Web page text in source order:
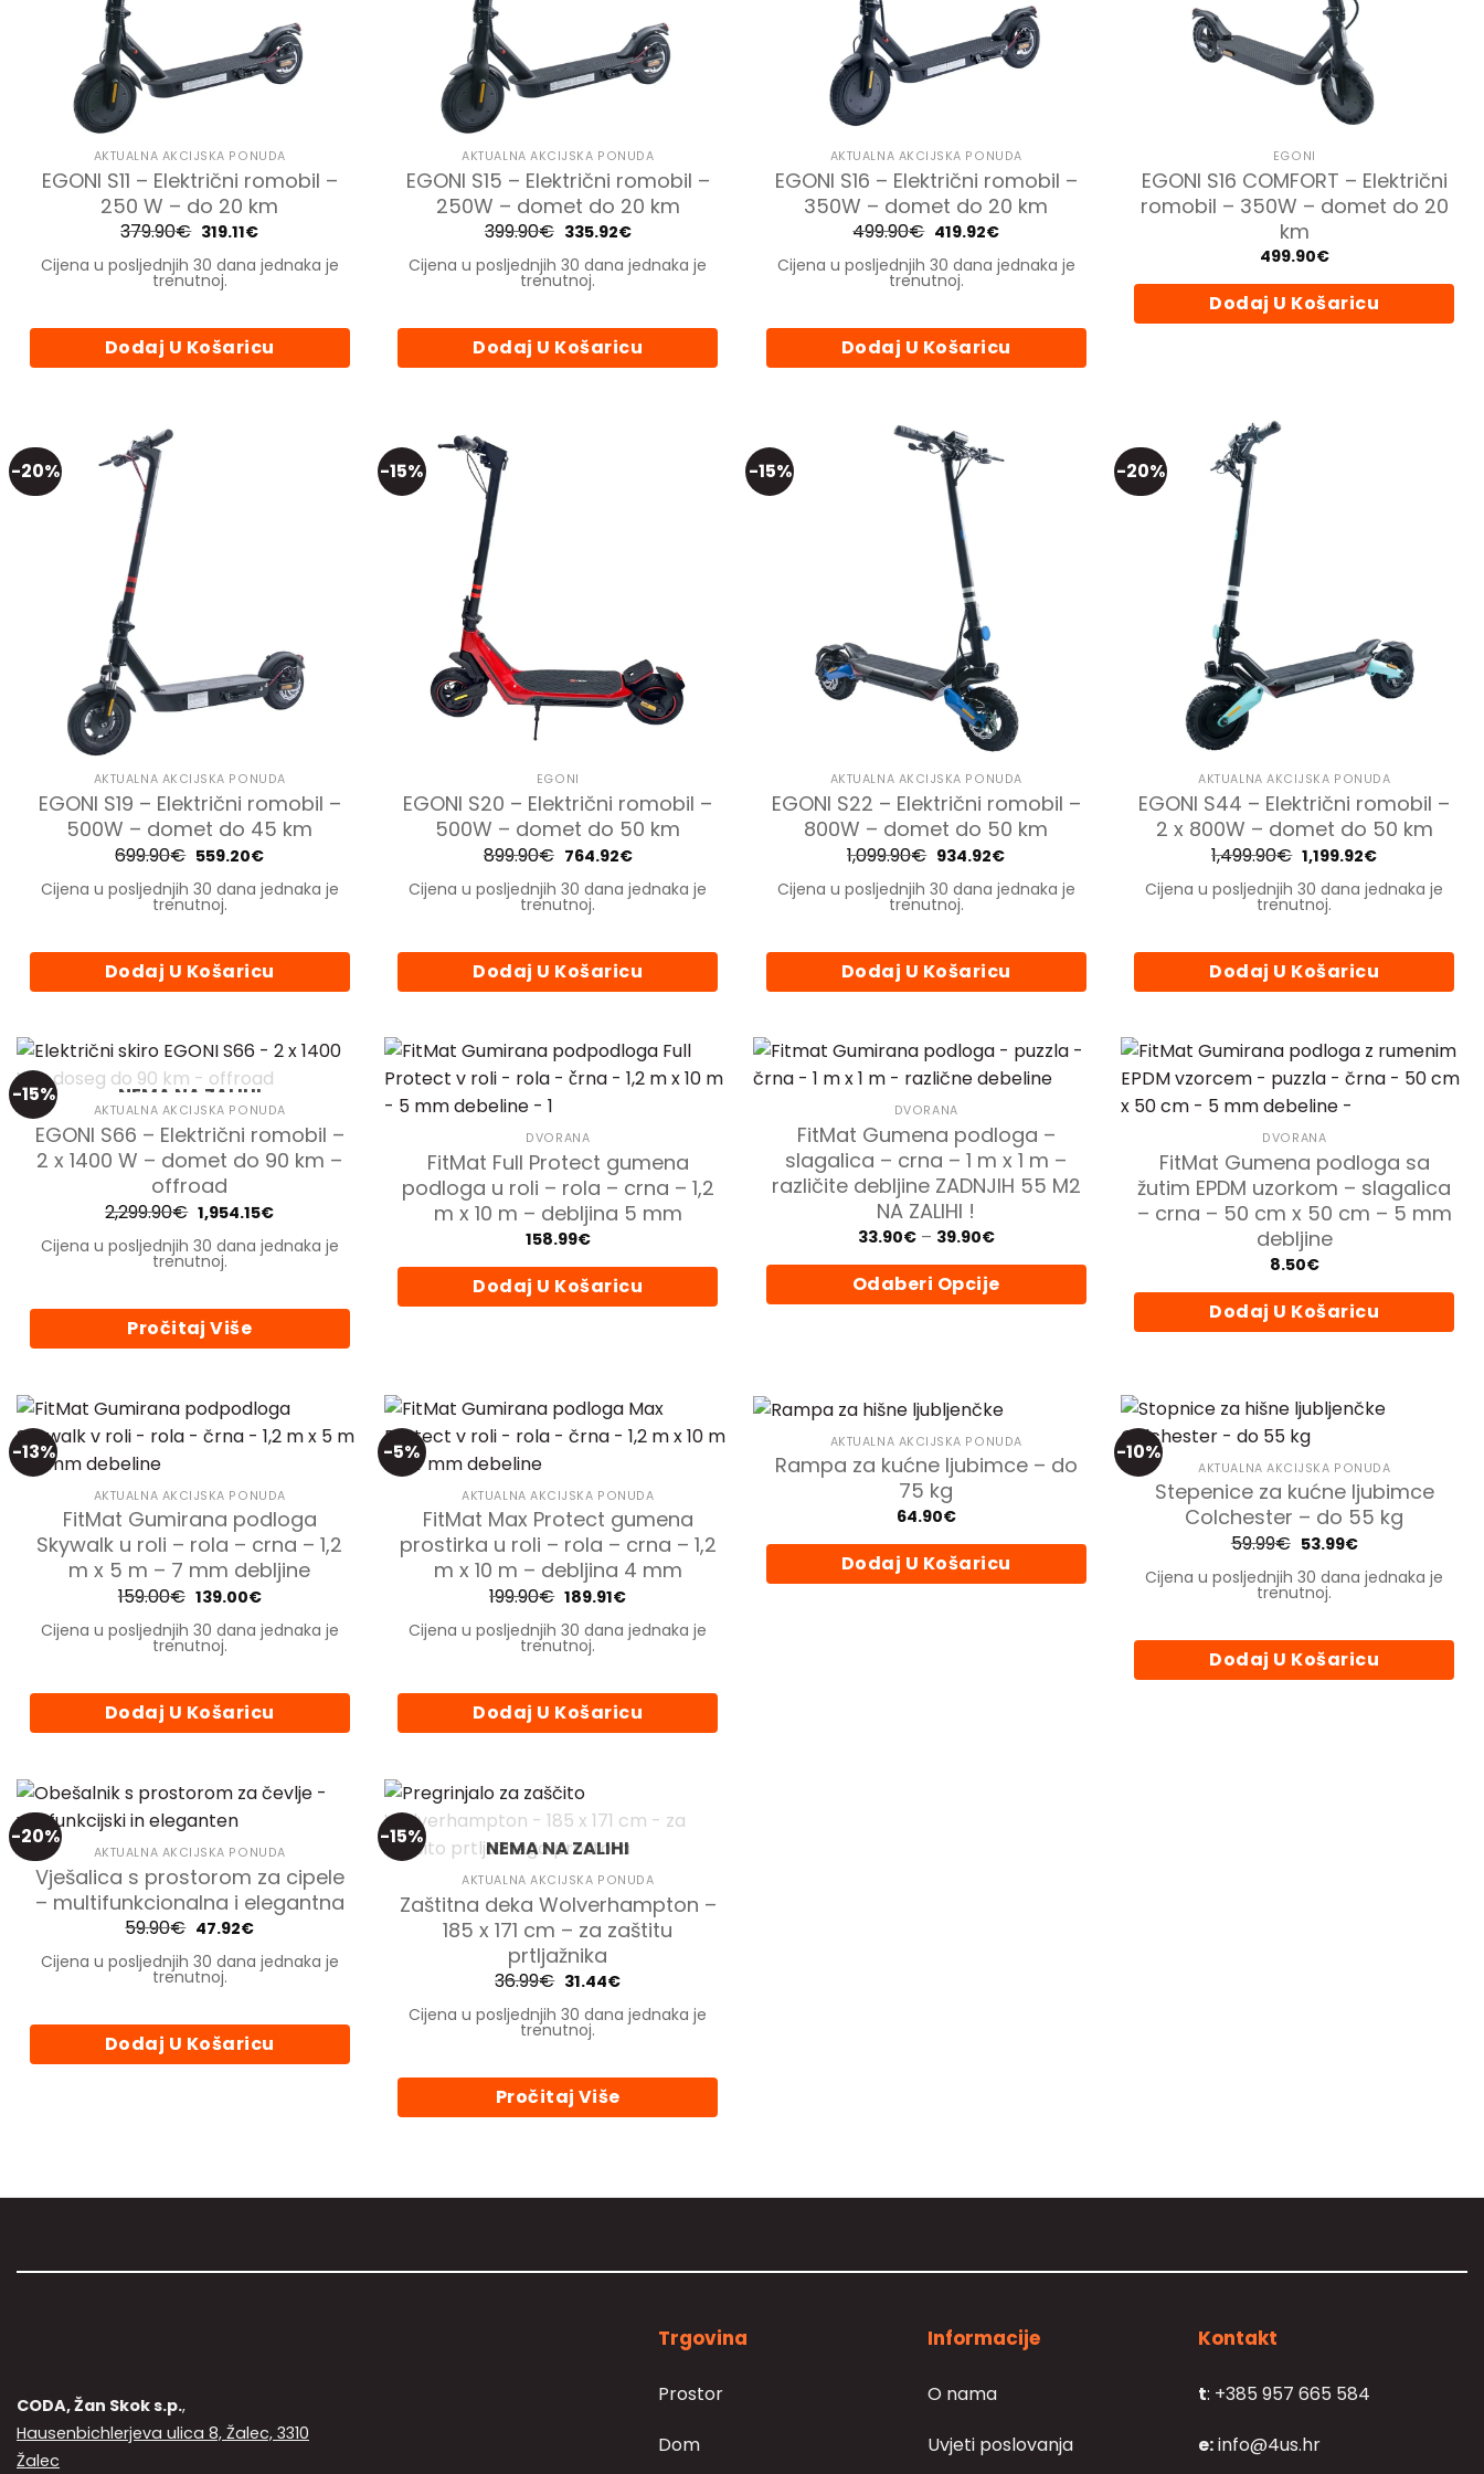
AKTUALNA AKCIJSKA PONUDA
EGONI S11 – Električni romobil –
250 W – do 20 km
379.90€ Izvorna
bila
je:
379.90€.
319.11€Trenutna
je:
319.11€.
Cijena u posljednjih 30 dana jednaka je
trenutnoj.
Dodaj U Košaricu
AKTUALNA AKCIJSKA PONUDA
EGONI S15 – Električni romobil –
250W – domet do 20 km
399.90€ Izvorna
bila
je:
399.90€.
335.92€Trenutna
je:
335.92€.
Cijena u posljednjih 30 dana jednaka je
trenutnoj.
Dodaj U Košaricu
AKTUALNA AKCIJSKA PONUDA
EGONI S16 – Električni romobil –
350W – domet do 20 km
499.90€ Izvorna
bila
je:
499.90€.
419.92€Trenutna
je:
419.92€.
Cijena u posljednjih 30 dana jednaka je
trenutnoj.
Dodaj U Košaricu
EGONI
EGONI S16 COMFORT – Električni
romobil – 350W – domet do 20
km
499.90€
Dodaj U Košaricu
-20%
AKTUALNA AKCIJSKA PONUDA
EGONI S19 – Električni romobil –
500W – domet do 45 km
699.90€ Izvorna
cijena
bila
je:
699.90€.
559.20€Trenutna
je:
559.20€.
Cijena u posljednjih 30 dana jednaka je
trenutnoj.
Dodaj U Košaricu
-15%
EGONI
EGONI S20 – Električni romobil –
500W – domet do 50 km
899.90€ Izvorna
cijena
bila
je:
899.90€.
764.92€Trenutna
je:
764.92€.
Cijena u posljednjih 30 dana jednaka je
trenutnoj.
Dodaj U Košaricu
-15%
AKTUALNA AKCIJSKA PONUDA
EGONI S22 – Električni romobil –
800W – domet do 50 km
1,099.90€ Izvorna
cijena
bila
je:
1,099.90€.
934.92€Trenutna
je:
934.92€.
Cijena u posljednjih 30 dana jednaka je
trenutnoj.
Dodaj U Košaricu
-20%
AKTUALNA AKCIJSKA PONUDA
EGONI S44 – Električni romobil –
2 x 800W – domet do 50 km
1,499.90€ Izvorna
cijena
bila
je:
1,499.90€.
1,199.92€Trenutna
je:
1,199.92€.
Cijena u posljednjih 30 dana jednaka je
trenutnoj.
Dodaj U Košaricu
-15% NEMA NA ZALIHI
AKTUALNA AKCIJSKA PONUDA
EGONI S66 – Električni romobil –
2 x 1400 W – domet do 90 km –
offroad
2,299.90€ Izvorna
cijena
bila
je:
2,299.90€.
1,954.15€Trenutna
je:
1,954.15€.
Cijena u posljednjih 30 dana jednaka je
trenutnoj.
Pročitaj Više
DVORANA
FitMat Full Protect gumena
podloga u roli – rola – crna – 1,2
m x 10 m – debljina 5 mm
158.99€
Dodaj U Košaricu
DVORANA
FitMat Gumena podloga –
slagalica – crna – 1 m x 1 m –
različite debljine ZADNJIH 55 M2
NA ZALIHI !
33.90€ – 39.90€Price
33.90€
through
39.90€
Odaberi Opcije
varijanti.
Opcije
se
mogu
odabrati
na
stranici
DVORANA
FitMat Gumena podloga sa
žutim EPDM uzorkom – slagalica
– crna – 50 cm x 50 cm – 5 mm
debljine
8.50€
Dodaj U Košaricu
-13%
AKTUALNA AKCIJSKA PONUDA
FitMat Gumirana podloga
Skywalk u roli – rola – crna – 1,2
m x 5 m – 7 mm debljine
159.00€ Izvorna
bila
je:
159.00€.
139.00€Trenutna
je:
139.00€.
Cijena u posljednjih 30 dana jednaka je
trenutnoj.
Dodaj U Košaricu
-5%
AKTUALNA AKCIJSKA PONUDA
FitMat Max Protect gumena
prostirka u roli – rola – crna – 1,2
m x 10 m – debljina 4 mm
199.90€ Izvorna
bila
je:
199.90€.
189.91€Trenutna
je:
189.91€.
Cijena u posljednjih 30 dana jednaka je
trenutnoj.
Dodaj U Košaricu
AKTUALNA AKCIJSKA PONUDA
Rampa za kućne ljubimce – do
75 kg
64.90€
Dodaj U Košaricu
-10%
AKTUALNA AKCIJSKA PONUDA
Stepenice za kućne ljubimce
Colchester – do 55 kg
59.99€ Izvorna
bila
je:
59.99€.
53.99€Trenutna
je:
53.99€.
Cijena u posljednjih 30 dana jednaka je
trenutnoj.
Dodaj U Košaricu
-20%
AKTUALNA AKCIJSKA PONUDA
Vješalica s prostorom za cipele
– multifunkcionalna i elegantna
59.90€ Izvorna
bila
je:
59.90€.
47.92€Trenutna
je:
47.92€.
Cijena u posljednjih 30 dana jednaka je
trenutnoj.
Dodaj U Košaricu
-15% NEMA NA ZALIHI
AKTUALNA AKCIJSKA PONUDA
Zaštitna deka Wolverhampton –
185 x 171 cm – za zaštitu
prtljažnika
36.99€ Izvorna
bila
je:
36.99€.
31.44€Trenutna
je:
31.44€.
Cijena u posljednjih 30 dana jednaka je
trenutnoj.
Pročitaj Više
CODA, Žan Skok s.p.,
Hausenbichlerjeva ulica 8, Žalec, 3310
Žalec
Trgovina
Prostor
Dom
Informacije
O nama
Uvjeti poslovanja
Kontakt
t: +385 957 665 584
e:info@4us.hr